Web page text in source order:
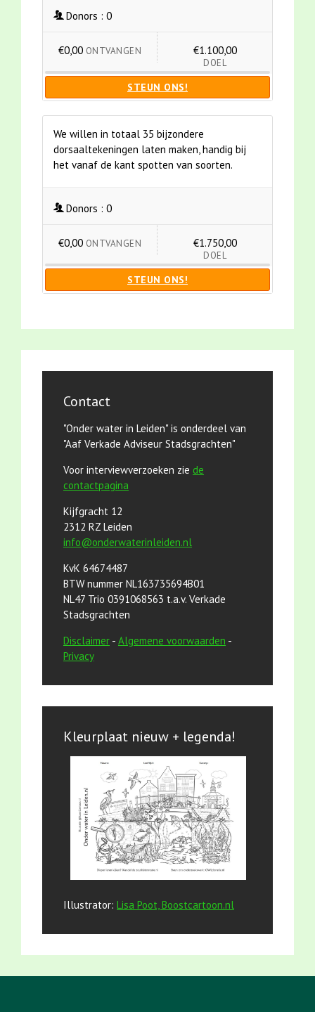
Donors : 0
€0,00 ONTVANGEN €1.100,00
DOEL
STEUN ONS!
We willen in totaal 35 bijzondere
dorsaaltekeningen laten maken, handig bij
het vanaf de kant spotten van soorten.
Donors : 0
€0,00 ONTVANGEN €1.750,00
DOEL
STEUN ONS!
Contact
"Onder water in Leiden" is onderdeel van
"Aaf Verkade Adviseur Stadsgrachten"
Voor interviewverzoeken zie de
contactpagina
Kijfgracht 12
2312 RZ Leiden
info@onderwaterinleiden.nl
KvK 64674487
BTW nummer NL163735694B01
NL47 Trio 0391068563 t.a.v. Verkade
Stadsgrachten
Disclaimer - Algemene voorwaarden -
Privacy
Kleurplaat nieuw + legenda!
Illustrator: Lisa Poot, Boostcartoon.nl